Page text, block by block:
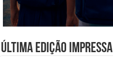
Última edição impressa